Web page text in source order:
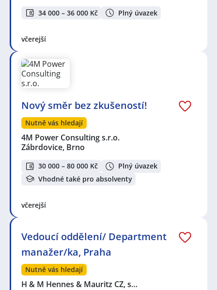
34 000 – 36 000 Kč Plný úvazek
včerejší
Nový směr bez zkušeností!
Nutně vás hledají
4M Power Consulting s.r.o.
Zábrdovice, Brno
30 000 – 80 000 Kč
Plný úvazek
Vhodné také pro absolventy
včerejší
Vedoucí oddělení/ Department
manažer/ka, Praha
Nutně vás hledají
H & M Hennes & Mauritz CZ, s…